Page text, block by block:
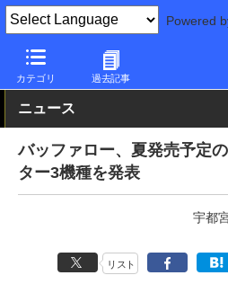
Powered
カテゴリ 過去記事
PC Watch 半導体/周辺機器
ニュース
バッファロー、夏発売予定
ター3機種を発表
宇都
リスト